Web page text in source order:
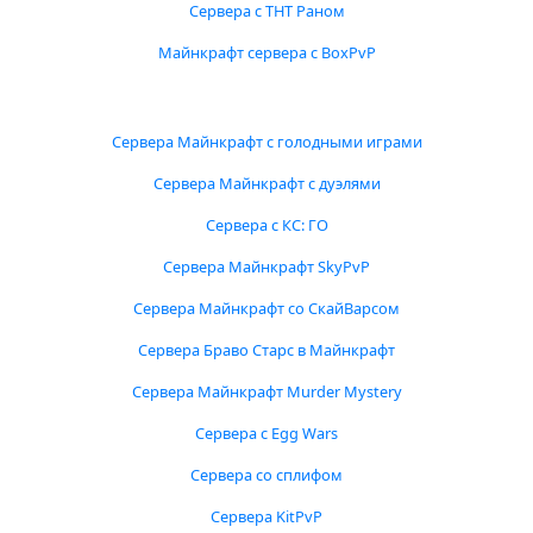
Сервера с ТНТ Раном
Майнкрафт сервера с BoxPvP
Сервера Майнкрафт с голодными играми
Сервера Майнкрафт с дуэлями
Сервера с КС: ГО
Сервера Майнкрафт SkyPvP
Сервера Майнкрафт со СкайВарсом
Сервера Браво Старс в Майнкрафт
Сервера Майнкрафт Murder Mystery
Сервера с Egg Wars
Сервера со сплифом
Сервера KitPvP